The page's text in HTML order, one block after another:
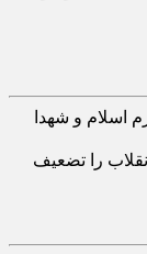
اسلام و شهدا
را تضعیف